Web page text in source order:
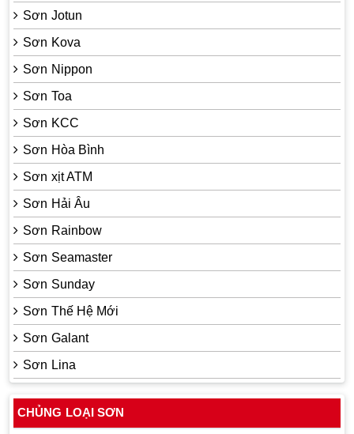
Sơn Jotun
Sơn Kova
Sơn Nippon
Sơn Toa
Sơn KCC
Sơn Hòa Bình
Sơn xịt ATM
Sơn Hải Âu
Sơn Rainbow
Sơn Seamaster
Sơn Sunday
Sơn Thế Hệ Mới
Sơn Galant
Sơn Lina
CHỦNG LOẠI SƠN